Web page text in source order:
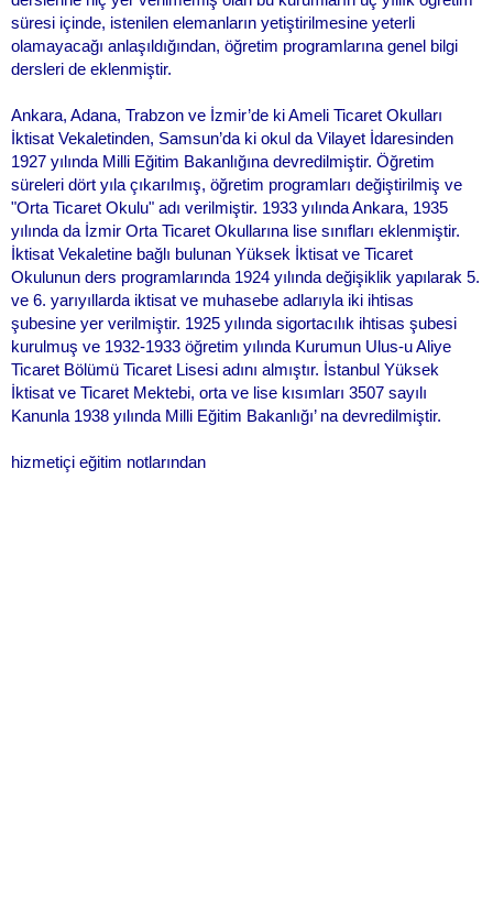
süresi içinde, istenilen elemanların yetiştirilmesine yeterli
olamayacağı anlaşıldığından, öğretim programlarına genel bilgi
dersleri de eklenmiştir.
Ankara, Adana, Trabzon ve İzmir’de ki Ameli Ticaret Okulları
İktisat Vekaletinden, Samsun’da ki okul da Vilayet İdaresinden
1927 yılında Milli Eğitim Bakanlığına devredilmiştir. Öğretim
süreleri dört yıla çıkarılmış, öğretim programları değiştirilmiş ve
"Orta Ticaret Okulu" adı verilmiştir. 1933 yılında Ankara, 1935
yılında da İzmir Orta Ticaret Okullarına lise sınıfları eklenmiştir.
İktisat Vekaletine bağlı bulunan Yüksek İktisat ve Ticaret
Okulunun ders programlarında 1924 yılında değişiklik yapılarak 5.
ve 6. yarıyıllarda iktisat ve muhasebe adlarıyla iki ihtisas
şubesine yer verilmiştir. 1925 yılında sigortacılık ihtisas şubesi
kurulmuş ve 1932-1933 öğretim yılında Kurumun Ulus-u Aliye
Ticaret Bölümü Ticaret Lisesi adını almıştır. İstanbul Yüksek
İktisat ve Ticaret Mektebi, orta ve lise kısımları 3507 sayılı
Kanunla 1938 yılında Milli Eğitim Bakanlığı’ na devredilmiştir.
hizmetiçi eğitim notlarından